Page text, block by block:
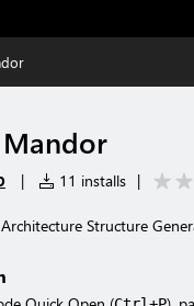
| 11 installs |
Structure